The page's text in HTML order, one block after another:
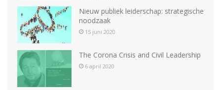
Nieuw publiek leiderschap: strategische
noodzaak
15 juni 2020
The Corona Crisis and Civil Leadership
6 april 2020